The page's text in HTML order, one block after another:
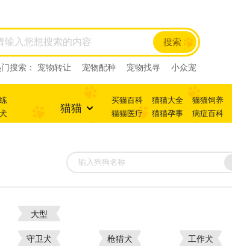
搜索
搜索： 宠物转让 宠物配种 宠物找寻
小众宠
猫猫 买猫百科 猫猫大全 猫猫饲养
猫猫医疗
猫猫孕事 病症百科
大型
守卫犬 枪猎犬 工作犬